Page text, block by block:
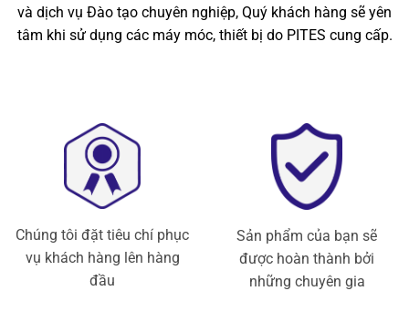
và dịch vụ Đào tạo chuyên nghiệp, Quý khách hàng sẽ yên
tâm khi sử dụng các máy móc, thiết bị do PITES cung cấp.
Chúng tôi đặt tiêu chí phục
vụ khách hàng lên hàng
đầu
Sản phẩm của bạn sẽ
được hoàn thành bởi
những chuyên gia